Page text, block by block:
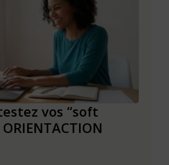
vos “soft